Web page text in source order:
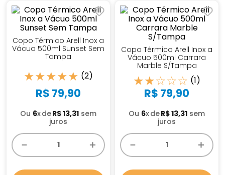
Copo Térmico Arell Inox a
Vácuo 500ml Sunset Sem
Tampa
★★★★★ (2)
R$ 79,90
Ou 6x R$13,31 sem
juros
＋
－
Copo Térmico Arell Inox a
Vácuo 500ml Carrara
Marble S/Tampa
★★☆☆☆ (1)
R$ 79,90
Ou 6x R$13,31 sem
juros
＋
－